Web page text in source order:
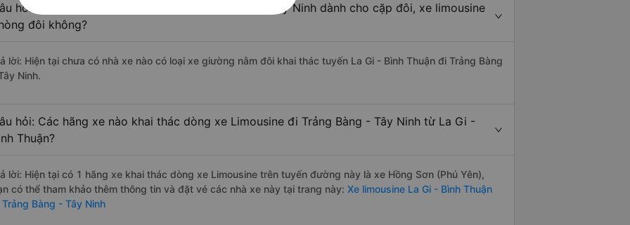
hỏi: Có loại xe La Gi - Bình Thuận Trảng Bàng - Tây Ninh dành cho cặp đôi, xe limousine
đôi không?
lời: Hiện tại chưa có nhà xe nào có loại xe giường nằm đôi khai thác tuyến La Gi - Bình Thuận đi Trảng Bàng
Ninh.
hỏi: Các hãng xe nào khai thác dòng xe Limousine đi Trảng Bàng - Tây Ninh từ La Gi -
Thuận?
lời: Hiện tại có 1 hãng xe khai thác dòng xe Limousine trên tuyến đường này là xe Hồng Sơn (Phú Yên),
có thể tham khảo thêm thông tin và đặt vé các nhà xe này tại trang này: Xe limousine La Gi - Bình Thuận
Bàng - Tây Ninh